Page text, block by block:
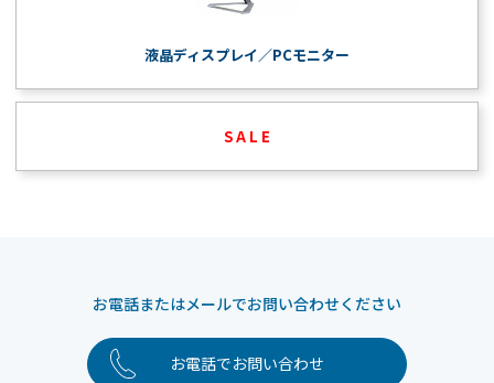
液晶ディスプレイ／PCモニター
S A L E
お電話またはメールでお問い合わせください
お電話でお問い合わせ